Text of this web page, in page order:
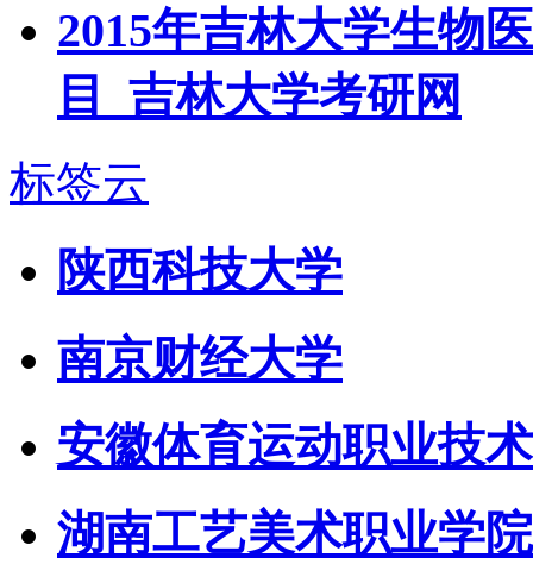
2015年吉林大学生物
目_吉林大学考研网
标签云
陕西科技大学
南京财经大学
安徽体育运动职业技
湖南工艺美术职业学院